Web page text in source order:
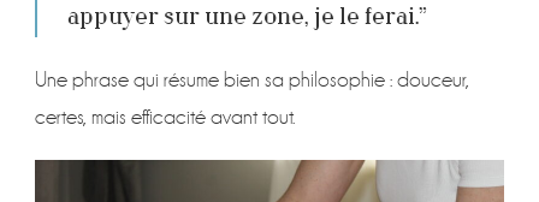
appuyer sur une zone, je le ferai.”
Une phrase qui résume bien sa philosophie : douceur,
certes, mais efficacité avant tout.